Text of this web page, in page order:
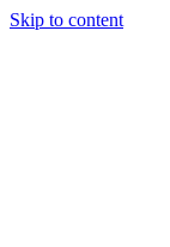
Skip to content